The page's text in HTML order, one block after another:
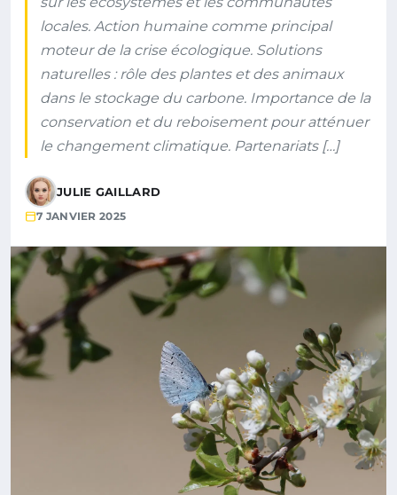
locales. Action humaine comme principal
moteur de la crise écologique. Solutions
naturelles : rôle des plantes et des animaux
dans le stockage du carbone. Importance de la
conservation et du reboisement pour atténuer
le changement climatique. Partenariats […]
JULIE GAILLARD
7 JANVIER 2025